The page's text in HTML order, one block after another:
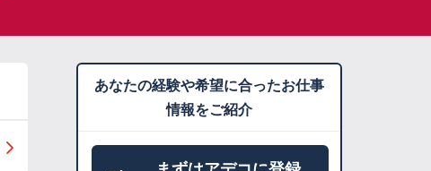
あなたの経験や希望に合ったお仕事
情報をご紹介